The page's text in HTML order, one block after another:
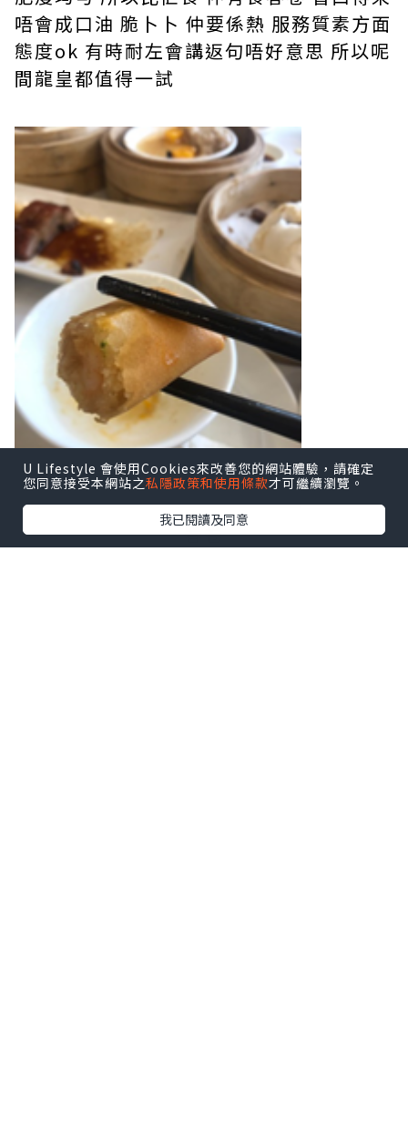
唔會成口油 脆卜卜 仲要係熱 服務質素方面
態度ok 有時耐左會講返句唔好意思 所以呢
間龍皇都值得一試
春卷
U Lifestyle 會使用Cookies來改善您的網站體驗，請確定
您同意接受本網站之私隱政策和使用條款才可繼續瀏覽。
我已閱讀及同意